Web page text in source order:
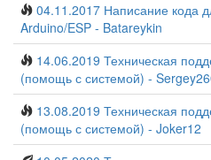
04.11.2017 Написание кода
Arduino/ESP - Batareykin
14.06.2019 Техническая
(помощь с системой) -
13.08.2019 Техническая
(помощь с системой) - Joker12